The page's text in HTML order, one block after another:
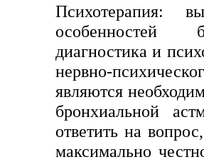
Психотерапия:
особенностей
диагностика и
нервно-
являются
бронхиальной
ответить на
максимально